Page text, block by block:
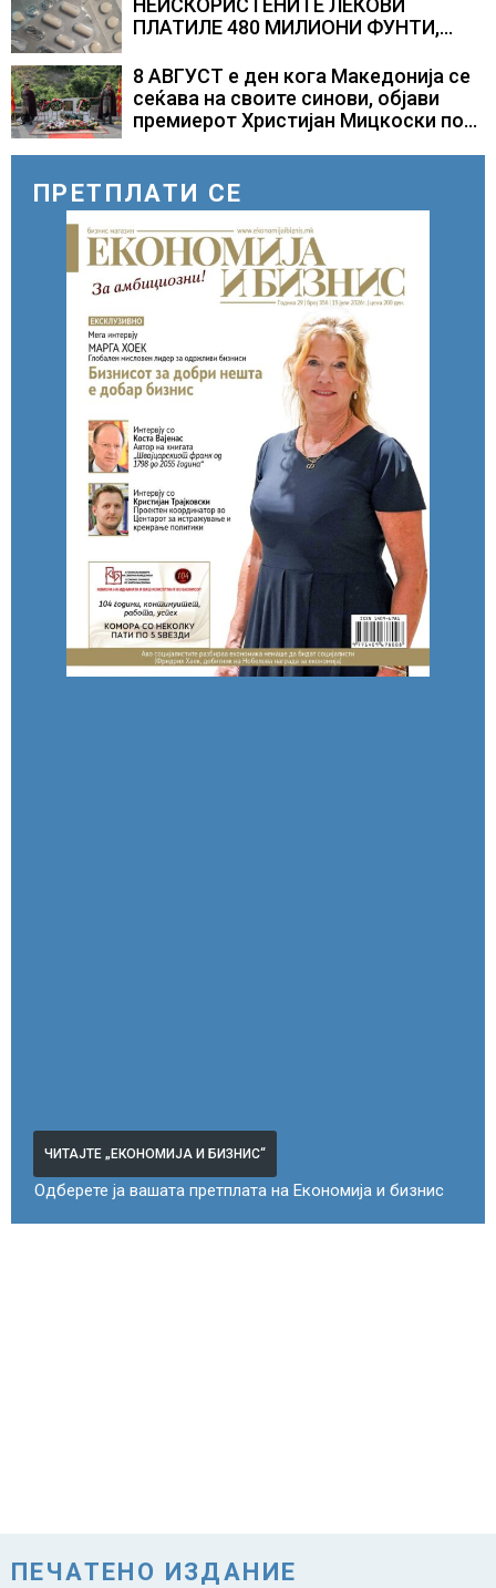
НЕИСКОРИСТЕНИТЕ ЛЕКОВИ
ПЛАТИЛЕ 480 МИЛИОНИ ФУНТИ,
само лекови што навистина им се
потребни
8 АВГУСТ е ден кога Македонија се
сеќава на своите синови, објави
премиерот Христијан Мицкоски по
прилепски бранители
ПРЕТПЛАТИ СЕ
ЧИТАЈТЕ „ЕКОНОМИЈА И БИЗНИС“
Одберете ја вашата претплата на Економија и бизнис
ПЕЧАТЕНО ИЗДАНИЕ